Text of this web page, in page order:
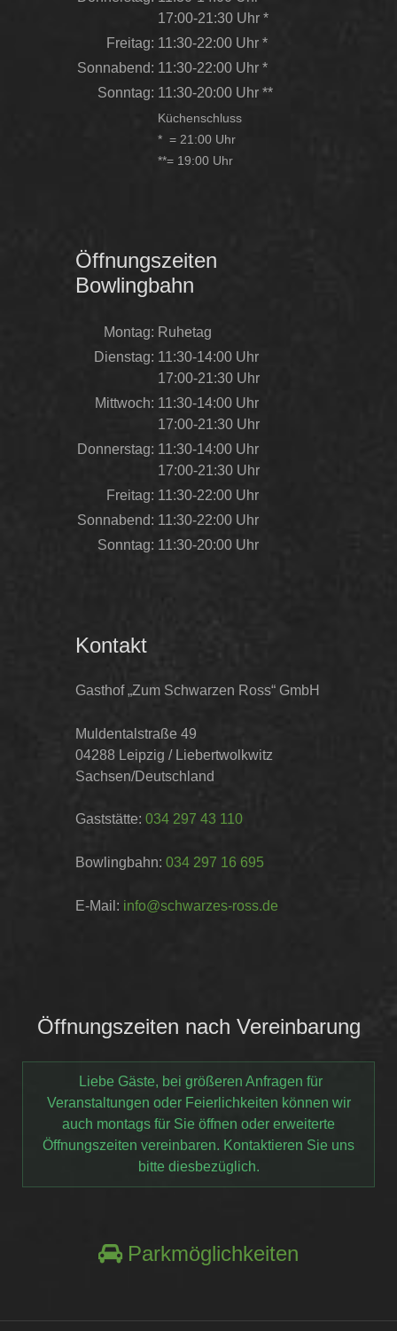
17:00-21:30 Uhr *
Freitag: 11:30-22:00 Uhr *
Sonnabend: 11:30-22:00 Uhr *
Sonntag: 11:30-20:00 Uhr **
Küchenschluss
* = 21:00 Uhr
**= 19:00 Uhr
Öffnungszeiten
Bowlingbahn
Montag: Ruhetag
Dienstag: 11:30-14:00 Uhr
17:00-21:30 Uhr
Mittwoch: 11:30-14:00 Uhr
17:00-21:30 Uhr
Donnerstag: 11:30-14:00 Uhr
17:00-21:30 Uhr
Freitag: 11:30-22:00 Uhr
Sonnabend: 11:30-22:00 Uhr
Sonntag: 11:30-20:00 Uhr
Kontakt
Gasthof „Zum Schwarzen Ross“ GmbH
Muldentalstraße 49
04288 Leipzig / Liebertwolkwitz
Sachsen/Deutschland
Gaststätte: 034 297 43 110
Bowlingbahn: 034 297 16 695
E-Mail: info@schwarzes-ross.de
Öffnungszeiten nach Vereinbarung
Liebe Gäste, bei größeren Anfragen für
Veranstaltungen oder Feierlichkeiten können wir
auch montags für Sie öffnen oder erweiterte
Öffnungszeiten vereinbaren. Kontaktieren Sie uns
bitte diesbezüglich.
Parkmöglichkeiten